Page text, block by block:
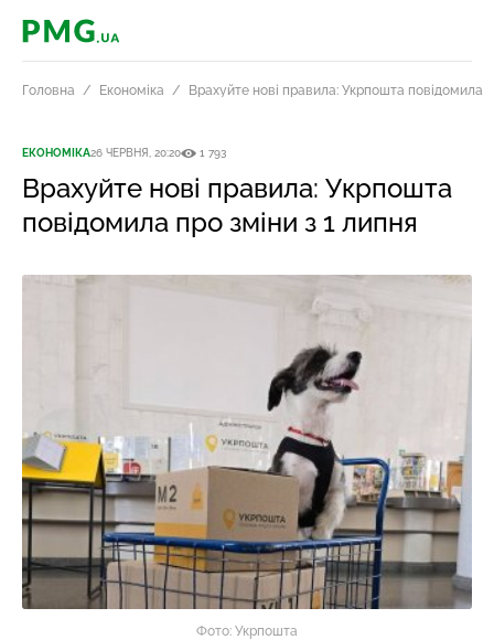
PMG.ua
Головна Економіка Врахуйте нові правила: Укрпошта повідомила
ЕКОНОМІКА26 ЧЕРВНЯ, 20:20 1 793
Врахуйте нові правила: Укрпошта
повідомила про зміни з 1 липня
Фото: Укрпошта